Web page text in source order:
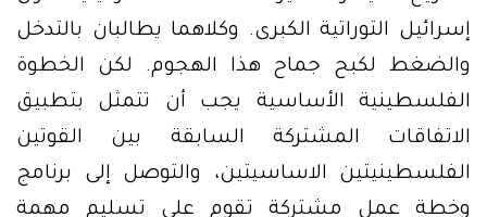
إسرائيل التوراتية الكبرى. وكلاهما يطالبان بالتدخل
والضغط لكبح جماح هذا الهجوم. لكن الخطوة
الفلسطينية الأساسية يجب أن تتمثل بتطبيق
الاتفاقات المشتركة السابقة بين القوتين
الفلسطينيتين الاساسيتين، والتوصل إلى برنامج
وخطة عمل مشتركة تقوم على تسليم مهمة